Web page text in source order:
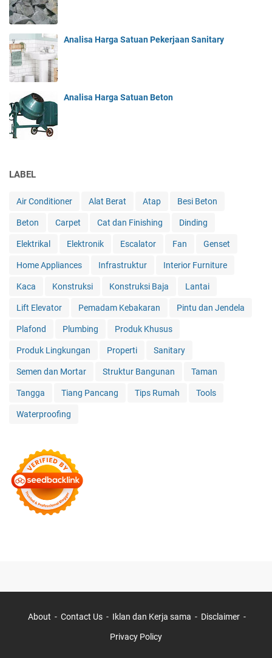
Analisa Harga Satuan Pekerjaan Sanitary
Analisa Harga Satuan Beton
LABEL
Air Conditioner Alat Berat Atap Besi Beton
Beton Carpet Cat dan Finishing Dinding
Elektrikal Elektronik Escalator Fan Genset
Home Appliances Infrastruktur Interior Furniture
Kaca Konstruksi Konstruksi Baja Lantai
Lift Elevator Pemadam Kebakaran Pintu dan Jendela
Plafond Plumbing Produk Khusus
Produk Lingkungan Properti Sanitary
Semen dan Mortar Struktur Bangunan Taman
Tangga Tiang Pancang Tips Rumah Tools
Waterproofing
About Contact Us Iklan dan Kerja sama Disclaimer
Privacy Policy